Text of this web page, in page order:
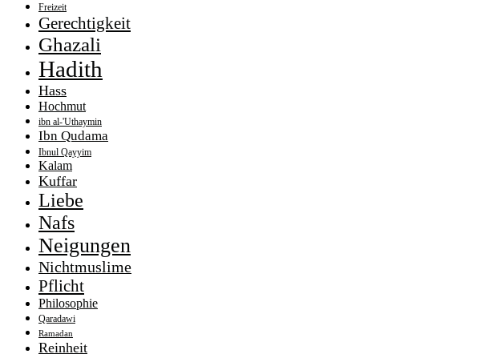
Freizeit
Gerechtigkeit
Ghazali
Hadith
Hass
Hochmut
ibn al-'Uthaymin
Ibn Qudama
Ibnul Qayyim
Kalam
Kuffar
Liebe
Nafs
Neigungen
Nichtmuslime
Pflicht
Philosophie
Qaradawi
Ramadan
Reinheit